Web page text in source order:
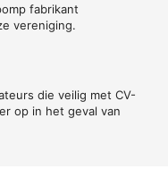
fabrikant
vereniging.
die veilig met CV-
op in het geval van